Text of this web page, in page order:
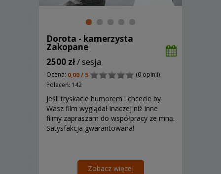
Dorota - kamerzysta
Zakopane
2500 zł/ sesja
Ocena: 0,00 / 5
(0 opinii)
Poleceń: 142
Jeśli tryskacie humorem i chcecie by
Wasz film wyglądał inaczej niż inne
filmy zapraszam do współpracy ze mną.
Satysfakcja gwarantowana!
Zobacz więcej